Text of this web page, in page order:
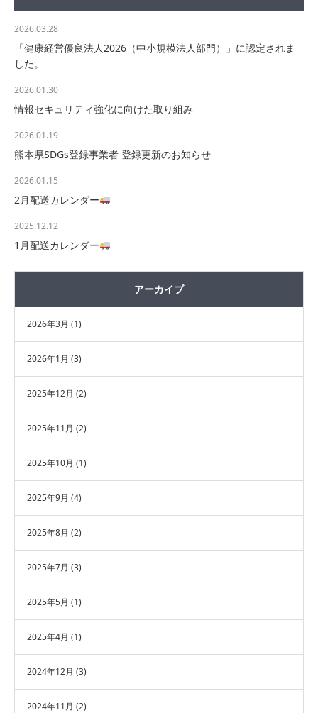
2026.03.28
「健康経営優良法人2026（中小規模法人部門）」に認定されま
した。
2026.01.30
情報セキュリティ強化に向けた取り組み
2026.01.19
熊本県SDGs登録事業者 登録更新のお知らせ
2026.01.15
2月配送カレンダー
2025.12.12
1月配送カレンダー
アーカイブ
2026年3月 (1)
2026年1月 (3)
2025年12月 (2)
2025年11月 (2)
2025年10月 (1)
2025年9月 (4)
2025年8月 (2)
2025年7月 (3)
2025年5月 (1)
2025年4月 (1)
2024年12月 (3)
2024年11月 (2)